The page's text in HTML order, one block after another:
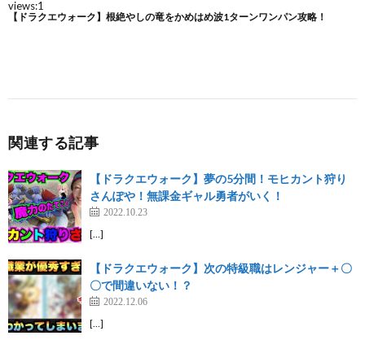
関連する記事
【ドラクエウォーク】夢の5分間！モヒカント狩り
さんぽや！無課金ギャル勇者がいく！
2022.10.23
[…]
【ドラクエウォーク】次の特級職はレンジャー＋〇
〇で間違いない！？
2022.12.06
[…]